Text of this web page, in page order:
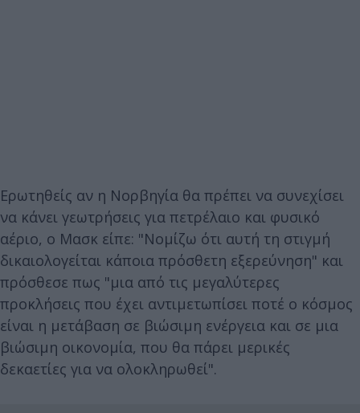
Ερωτηθείς αν η Νορβηγία θα πρέπει να συνεχίσει
να κάνει γεωτρήσεις για πετρέλαιο και φυσικό
αέριο, ο Μασκ είπε: "Νομίζω ότι αυτή τη στιγμή
δικαιολογείται κάποια πρόσθετη εξερεύνηση" και
πρόσθεσε πως "μια από τις μεγαλύτερες
προκλήσεις που έχει αντιμετωπίσει ποτέ ο κόσμος
είναι η μετάβαση σε βιώσιμη ενέργεια και σε μια
βιώσιμη οικονομία, που θα πάρει μερικές
δεκαετίες για να ολοκληρωθεί".